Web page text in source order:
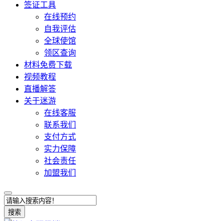
签证工具
在线预约
自我评估
全球使馆
领区查询
材料免费下载
视频教程
直播解答
关于迷游
在线客服
联系我们
支付方式
实力保障
社会责任
加盟我们
搜索